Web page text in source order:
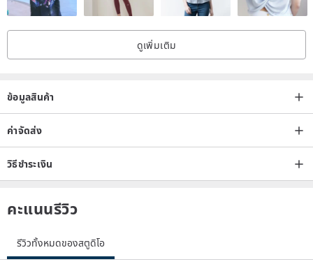
occurrence of diseases. In traditional culture, glazed agate, as a
stone of longevity, can bestow wealth, happiness, and longevity
energies upon the wearer, exuding a regal presence in work,
spiritual level, the light frequency of glazed agate can balance
positive and negative energies, providing relief from sudden
emotional states. If you tend to experience tension in daily life, it
can also offer gentle soothing, thereby fostering self-confidence. As
a member of the agate family, glazed agate also possesses
unsuitable energies and create more space to receive the gifts of
ดูเพิ่มเติม
ข้อมูลสินค้า
ค่าจัดส่ง
วิธีชำระเงิน
คะแนนรีวิว
รีวิวทั้งหมดของสตูดิโอ